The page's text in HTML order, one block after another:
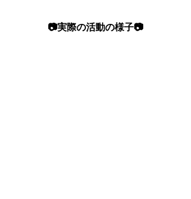
📷実際の活動の様子📷